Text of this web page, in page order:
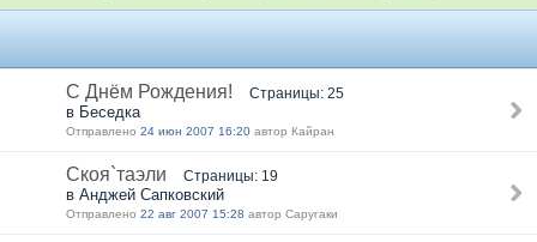
С Днём Рождения! Страницы: 25
в Беседка
Отправлено 24 июн 2007 16:20 автор Кайран
Скоя`таэли Страницы: 19
в Анджей Сапковский
Отправлено 22 авг 2007 15:28 автор Саругаки